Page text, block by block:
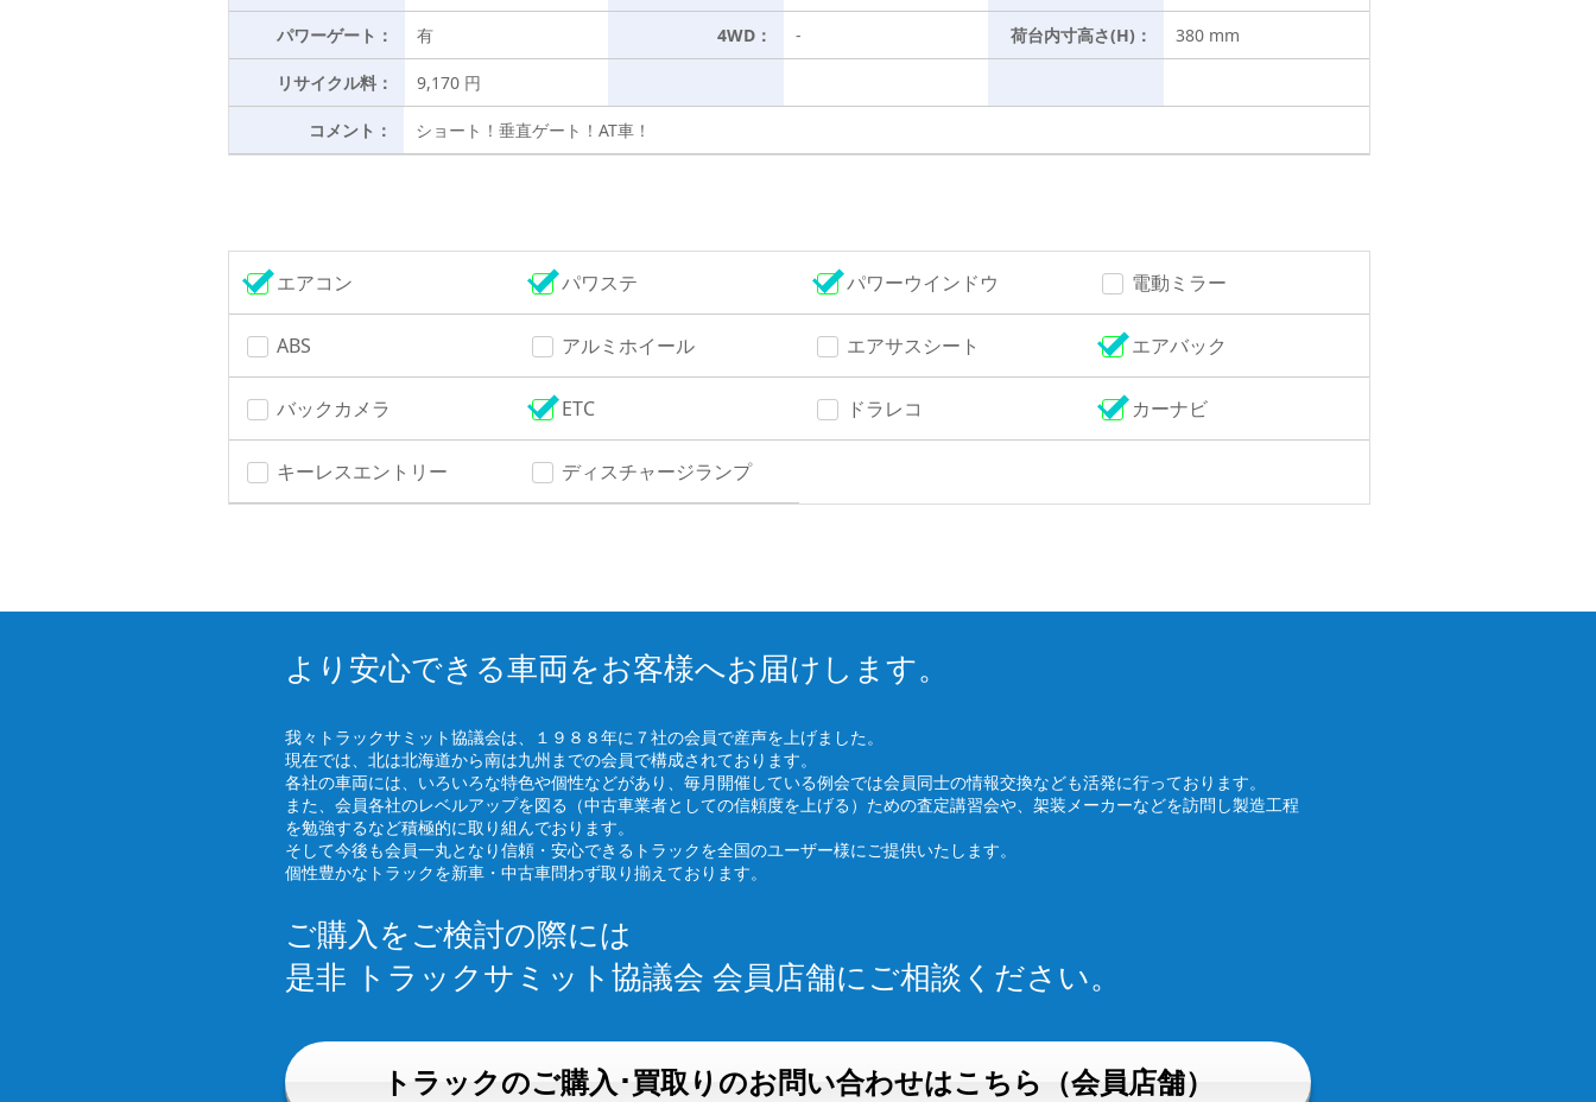
パワーゲート： 有 4WD： - 荷台内寸高さ(H)： 380 mm
リサイクル料： 9,170 円
コメント： ショート！垂直ゲート！AT車！
エアコン パワステ パワーウインドウ 電動ミラー
ABS アルミホイール エアサスシート エアバック
バックカメラ ETC ドラレコ カーナビ
キーレスエントリー ディスチャージランプ
より安心できる車両をお客様へお届けします。
我々トラックサミット協議会は、１９８８年に７社の会員で産声を上げました。
現在では、北は北海道から南は九州までの会員で構成されております。
各社の車両には、いろいろな特色や個性などがあり、毎月開催している例会では会員同士の情報交換なども活発に行っております。
また、会員各社のレベルアップを図る（中古車業者としての信頼度を上げる）ための査定講習会や、架装メーカーなどを訪問し製造工程
を勉強するなど積極的に取り組んでおります。
そして今後も会員一丸となり信頼・安心できるトラックを全国のユーザー様にご提供いたします。
個性豊かなトラックを新車・中古車問わず取り揃えております。
ご購入をご検討の際には
是非 トラックサミット協議会 会員店舗にご相談ください。
トラックのご購入･買取りのお問い合わせはこちら（会員店舗）